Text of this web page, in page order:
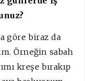
göre biraz da
Örneğin sabah
kreşe bırakıp